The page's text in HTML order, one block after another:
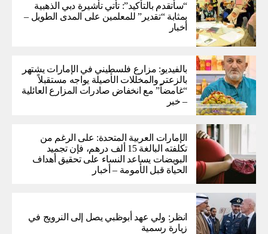
“سأتقدم بالتأكيد”: تأتي تأشيرة دبي الذهبية
بمثابة “تقدير” للمعلمين على المدى الطويل –
أخبار
بالفيديو: مزارع فلسطيني في الإمارات يشتهر
بالزعتر والمخللات الأصيلة يواجه مستقبلاً
“غامضاً” ​​مع انخفاض صادرات المزارع العائلية
– خبر
الإمارات العربية المتحدة: على الرغم من
تكلفته البالغة 15 ألف درهم، فإن تجميد
البويضات يساعد النساء على تحقيق أهداف
الحياة قبل الأمومة – أخبار
انظر: ولي عهد أبوظبي يصل إلى النرويج في
زيارة رسمية